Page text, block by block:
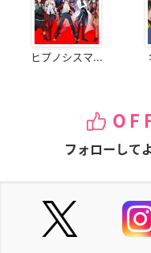
ヒプノシスマ...
フォローして